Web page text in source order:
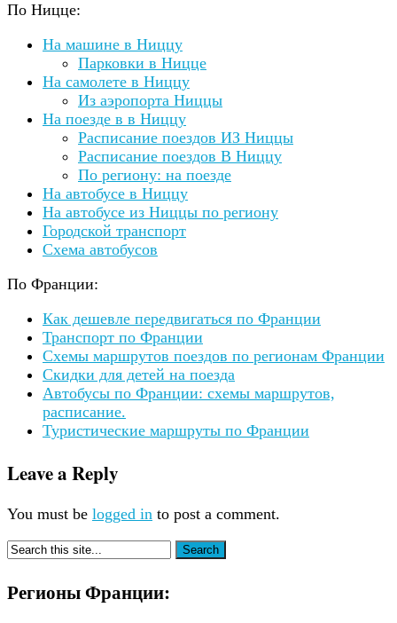
По Ницце:
На машине в Ниццу
Парковки в Ницце
На самолете в Ниццу
Из аэропорта Ниццы
На поезде в в Ниццу
Расписание поездов ИЗ Ниццы
Расписание поездов В Ниццу
По региону: на поезде
На автобусе в Ниццу
На автобусе из Ниццы по региону
Городской транспорт
Схема автобусов
По Франции:
Как дешевле передвигаться по Франции
Транспорт по Франции
Схемы маршрутов поездов по регионам Франции
Скидки для детей на поезда
Автобусы по Франции: схемы маршрутов,
расписание.
Туристические маршруты по Франции
Leave a Reply
You must be logged in to post a comment.
Регионы Франции: